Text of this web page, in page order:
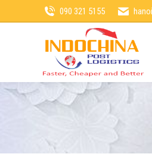
090 321 5155